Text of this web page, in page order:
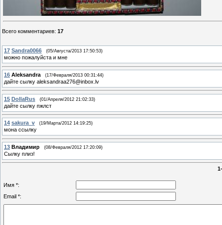
Всего комментариев: 17
17 Sandra0066 (05/Августа/2013 17:50:53)
можно пожалуйста и мне
16 Aleksandra (17/Февраля/2013 00:31:44)
дайте сылку aleksandraa276@inbox.lv
15 DollaRus (01/Апреля/2012 21:02:33)
дайте сылку пжлст
14 sakura_v (19/Марта/2012 14:19:25)
мона ссылку
13 Владимир (08/Февраля/2012 17:20:09)
Cылку плиз!
Имя *:
Email *: